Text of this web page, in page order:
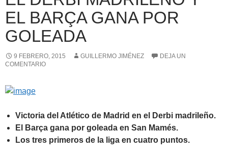
EL BARÇA GANA POR
GOLEADA
9 FEBRERO, 2015 GUILLERMO JIMÉNEZ
DEJA UN
COMENTARIO
Victoria del Atlético de Madrid en el Derbi madrileño.
El Barça gana por goleada en San Mamés.
Los tres primeros de la liga en cuatro puntos.